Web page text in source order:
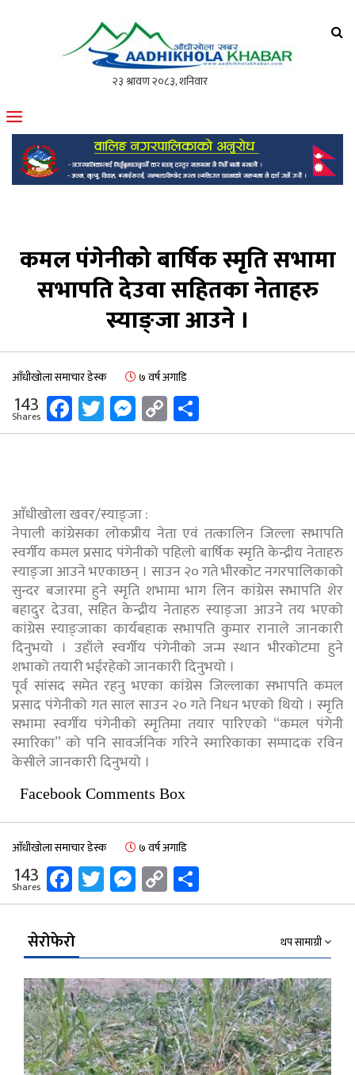
मोफसलकै लोकप्रिय अनलाइन पत्रिका
कमल पंगेनीको बार्षिक स्मृति सभामा
सभापति देउवा सहितका नेताहरु
स्याङ्जा आउने ।
आँधीखोला समाचार डेस्क ७ वर्ष अगाडि
143
Shares Facebook
Twitter
Messenger
Copy
Link
आँधीखोला खवर/स्याङ्जा :
नेपाली कांग्रेसका लोकप्रीय नेता एवं तत्कालिन जिल्ला सभापति
स्वर्गीय कमल प्रसाद पंगेनीको पहिलो बार्षिक स्मृति केन्द्रीय नेताहरु
स्याङ्जा आउने भएकाछन् । साउन २० गते भीरकोट नगरपालिकाको
सुन्दर बजारमा हुने स्मृति शभामा भाग लिन कांग्रेस सभापति शेर
बहादुर देउवा, सहित केन्द्रीय नेताहरु स्याङ्जा आउने तय भएको
कांग्रेस स्याङ्जाका कार्यबहाक सभापति कुमार रानाले जानकारी
दिनुभयो । उहाँले स्वर्गीय पंगेनीको जन्म स्थान भीरकोटमा हुने
शभाको तयारी भईरहेको जानकारी दिनुभयो ।
पूर्व सांसद समेत रहनु भएका कांग्रेस जिल्लाका सभापति कमल
प्रसाद पंगेनीको गत साल साउन २० गते निधन भएको थियो । स्मृति
सभामा स्वर्गीय पंगेनीको स्मृतिमा तयार पारिएको “कमल पंगेनी
स्मारिका” को पनि सावर्जनिक गरिने स्मारिकाका सम्पादक रविन
केसीले जानकारी दिनुभयो ।
Facebook Comments Box
आँधीखोला समाचार डेस्क ७ वर्ष अगाडि
143
Shares Facebook
Twitter
Messenger
Copy
Link
सेरोफेरो थप सामाग्री